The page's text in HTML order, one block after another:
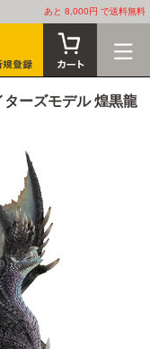
あと 8,000円 で送料無料
ーズモデル 煌黒龍